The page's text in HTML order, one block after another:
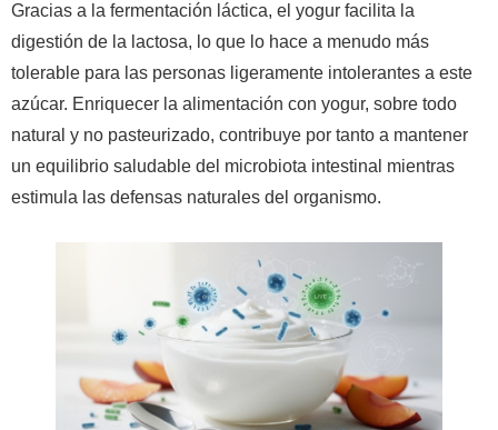
Gracias a la fermentación láctica, el yogur facilita la
digestión de la lactosa, lo que lo hace a menudo más
tolerable para las personas ligeramente intolerantes a este
azúcar. Enriquecer la alimentación con yogur, sobre todo
natural y no pasteurizado, contribuye por tanto a mantener
un equilibrio saludable del microbiota intestinal mientras
estimula las defensas naturales del organismo.